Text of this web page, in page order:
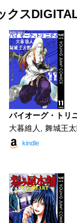
クス
バイオーグ・トリ
大暮維人, 舞城王
kindle